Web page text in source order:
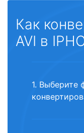
Как
AVI в
1. Выберите